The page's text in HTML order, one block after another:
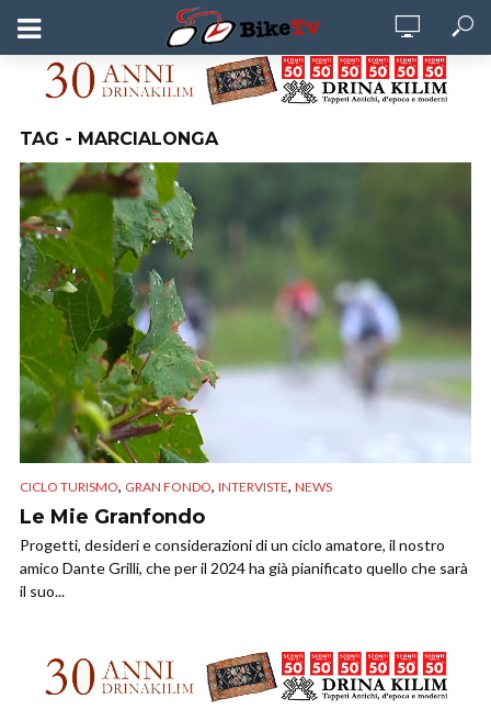
TAG - MARCIALONGA
CICLO TURISMO, GRAN FONDO, INTERVISTE, NEWS
Le Mie Granfondo
Progetti, desideri e considerazioni di un ciclo amatore, il nostro
amico Dante Grilli, che per il 2024 ha già pianificato quello che sarà
il suo...